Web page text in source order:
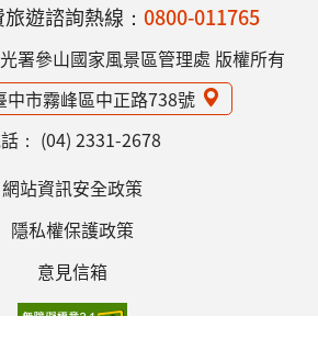
遊諮詢熱線： 0800-011765
署參山國家風景區管理處 版權所有
中市霧峰區中正路738號
： (04) 2331-2678
網站資訊安全政策
隱私權保護政策
意見信箱